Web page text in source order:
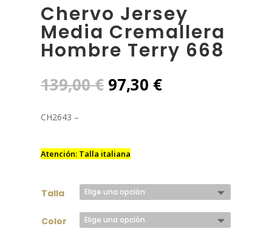
Chervo Jersey
Media Cremallera
Hombre Terry 668
139,00€ El
precio
97,30 €El
CH2643 –
Atención: Talla italiana
Talla
Color